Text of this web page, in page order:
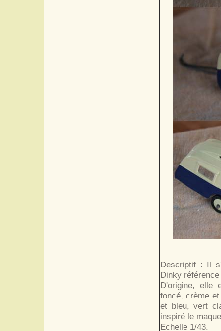
Descriptif : Il
Dinky
D'origine, elle
foncé, crème
et bleu, vert
inspiré le
Echelle 1/43.